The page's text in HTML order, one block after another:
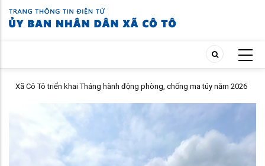
Xã Cô Tô triển khai Tháng hành động phòng, chống ma túy năm 2026